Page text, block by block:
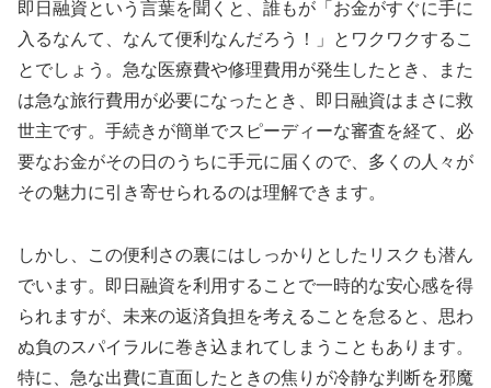
即日融資という言葉を聞くと、誰もが「お金がすぐに手に
入るなんて、なんて便利なんだろう！」とワクワクするこ
とでしょう。急な医療費や修理費用が発生したとき、また
は急な旅行費用が必要になったとき、即日融資はまさに救
世主です。手続きが簡単でスピーディーな審査を経て、必
要なお金がその日のうちに手元に届くので、多くの人々が
その魅力に引き寄せられるのは理解できます。
しかし、この便利さの裏にはしっかりとしたリスクも潜ん
でいます。即日融資を利用することで一時的な安心感を得
られますが、未来の返済負担を考えることを怠ると、思わ
ぬ負のスパイラルに巻き込まれてしまうこともあります。
特に、急な出費に直面したときの焦りが冷静な判断を邪魔